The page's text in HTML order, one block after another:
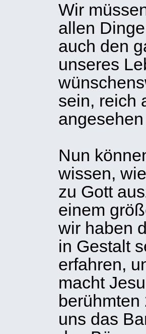
Wir
allen
auch den
unseres
sein, reich
Nun
wissen,
zu Gott
einem
wir haben
in Gestalt
erfahren,
macht
uns das